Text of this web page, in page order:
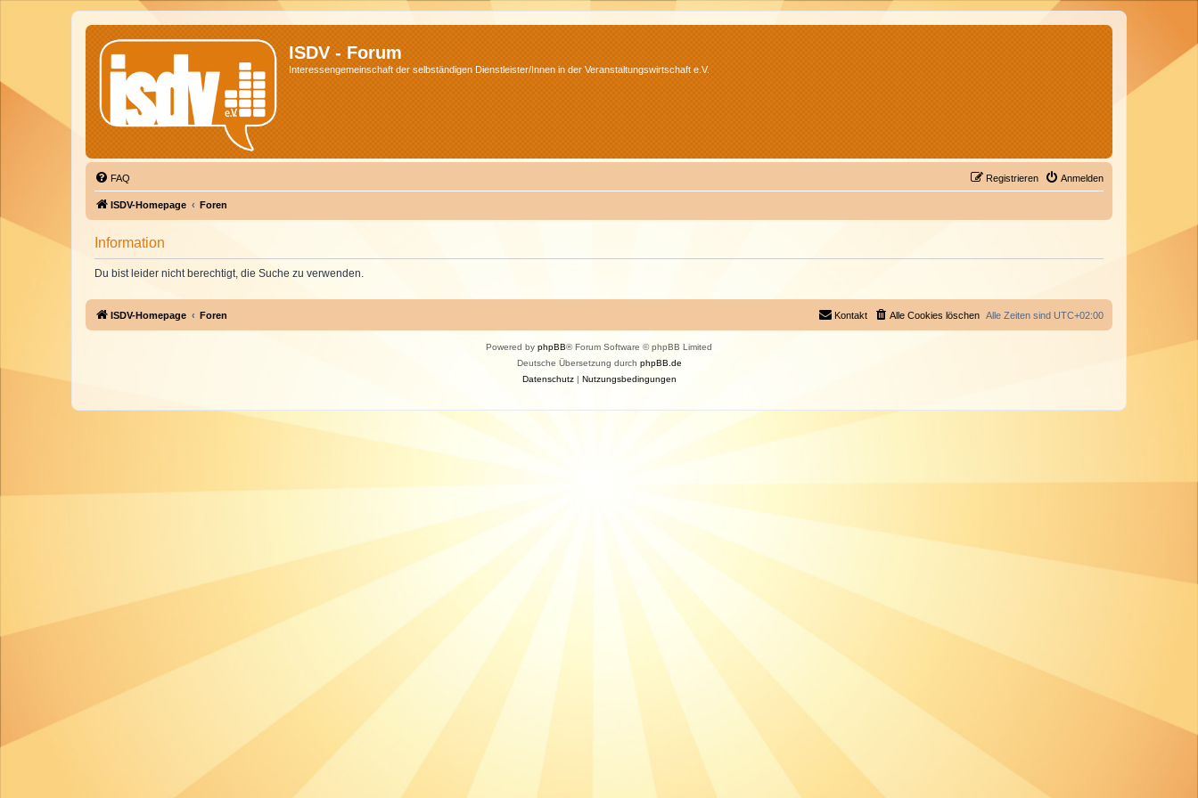
ISDV - Forum
Interessengemeinschaft der selbständigen Dienstleister/Innen in der Veranstaltungswirtschaft e.V.
FAQ Anmelden
Registrieren
ISDV-Homepage Foren
Information
Du bist leider nicht berechtigt, die Suche zu verwenden.
ISDV-Homepage Foren Alle Zeiten sind UTC+02:00
Alle Cookies löschen
Kontakt
Powered by phpBB® Forum Software © phpBB Limited
Deutsche Übersetzung durch phpBB.de
Datenschutz| Nutzungsbedingungen